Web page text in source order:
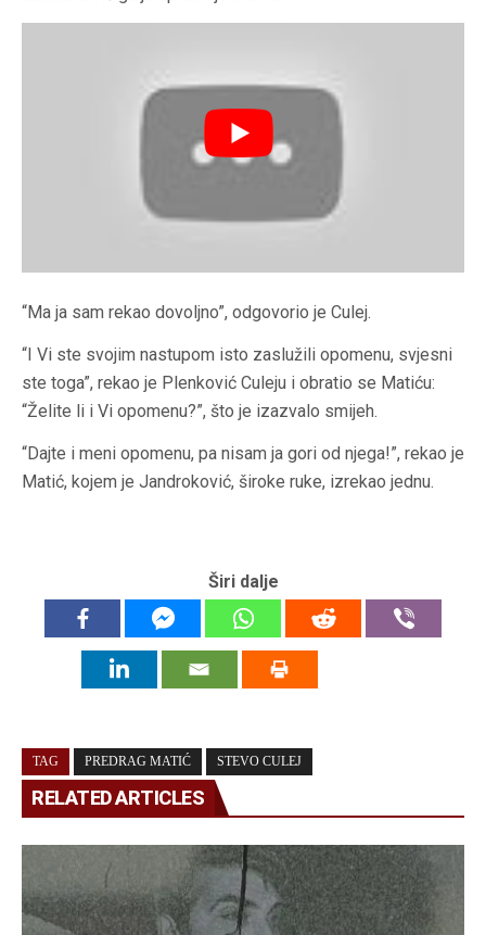
“Ma ja sam rekao dovoljno”, odgovorio je Culej.
“I Vi ste svojim nastupom isto zaslužili opomenu, svjesni
ste toga”, rekao je Plenković Culeju i obratio se Matiću:
“Želite li i Vi opomenu?”, što je izazvalo smijeh.
“Dajte i meni opomenu, pa nisam ja gori od njega!”, rekao je
Matić, kojem je Jandroković, široke ruke, izrekao jednu.
Širi dalje
TAG PREDRAG MATIĆ STEVO CULEJ
RELATED ARTICLES